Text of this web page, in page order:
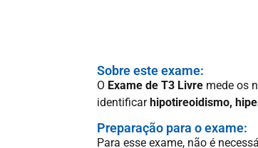
Sobre este exame:
O Exame de T3 Livre mede os
identificarhipotireoidismo,
Preparação para o exame:
Para esse exame, não é